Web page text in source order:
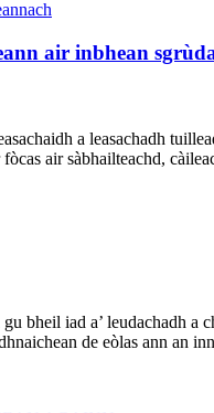
air inbhean
a leasachadh
air sàbhailteachd,
bheil iad a’ leudachadh a
de eòlas ann an